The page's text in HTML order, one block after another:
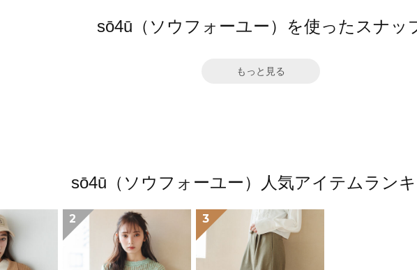
sō4ū（ソウフォーユー）を使ったスナッ
もっと見る
sō4ū（ソウフォーユー）人気アイテムラン
2 3